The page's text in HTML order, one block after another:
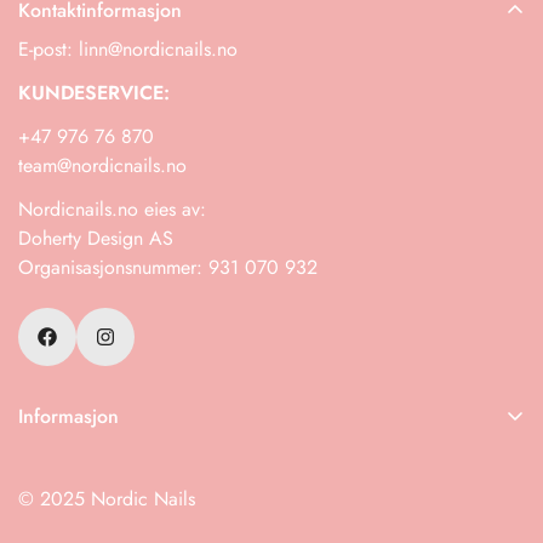
Informasjon
Retur
Kontaktinformasjon
E-post: linn@nordicnails.no
KUNDESERVICE:
+47 976 76 870
team@nordicnails.no
Nordicnails.no eies av:
Doherty Design AS
Organisasjonsnummer: 931 070 932
© 2025 Nordic Nails